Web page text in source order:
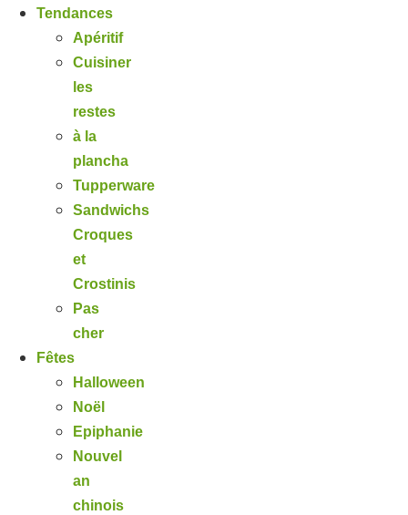
Tendances
Apéritif
Cuisiner
les
restes
à la
plancha
Tupperware
Sandwichs
Croques
et
Crostinis
Pas
cher
Fêtes
Halloween
Noël
Epiphanie
Nouvel
an
chinois